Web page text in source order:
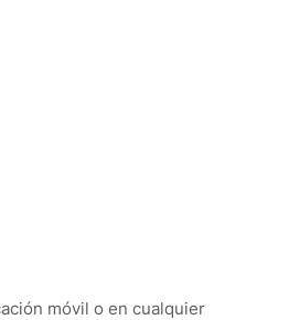
móvil o en cualquier